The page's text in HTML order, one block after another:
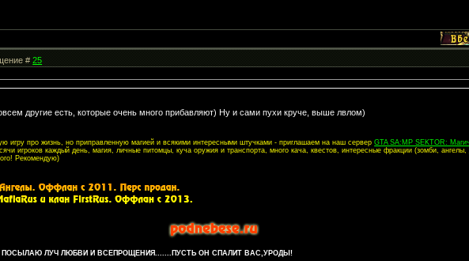
#25
другие есть, которые очень много прибавляют) Ну и сами пухи круче, выше лвлом)
игру про жизнь, но приправленную магией и всякими интересными штучками - приглашаем на наш серверGTA SA:MP SEKTOR:
игроков каждый день, магия, личные питомцы, куча оружия и транспорта, много кача, квестов, интересные фракции (зомби,
Рекомендую)
ЛУЧ ЛЮБВИ И ВСЕПРОЩЕНИЯ.......ПУСТЬ ОН СПАЛИТ ВАС,УРОДЫ!